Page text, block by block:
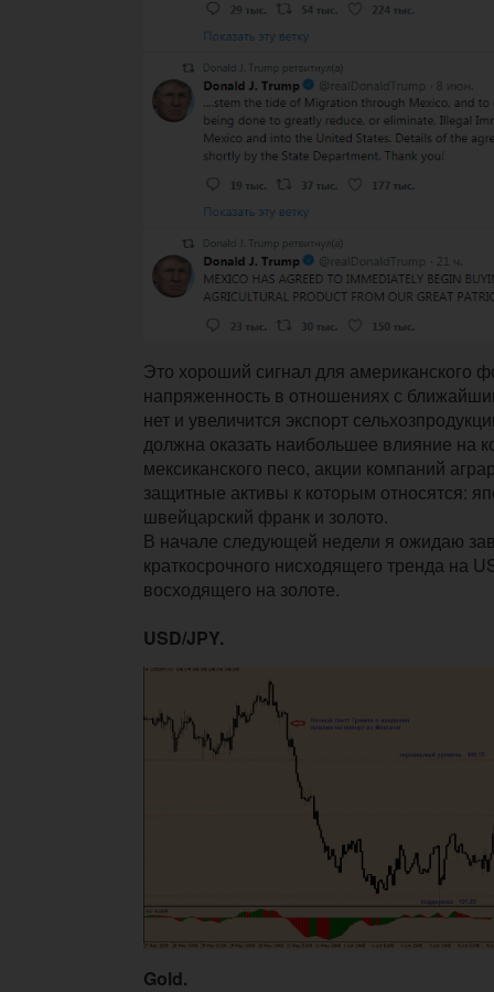
Это хороший сигнал для американского
напряженность в отношениях с
нет и увеличится экспорт
должна оказать наибольшее влияние на
мексиканского песо, акции компаний
защитные активы к которым относятся:
швейцарский франк и золото.
В начале следующей недели я ожидаю
краткосрочного нисходящего тренда на
восходящего на золоте.
USD/JPY.
Gold.